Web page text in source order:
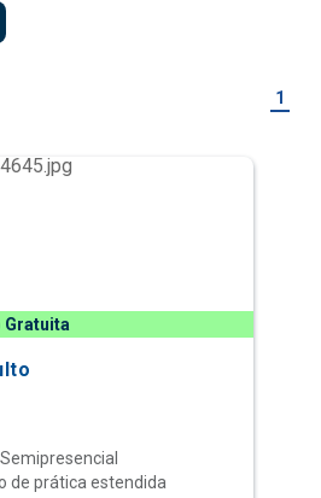
1
Gratuita
de prática estendida